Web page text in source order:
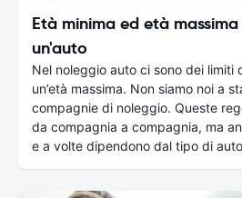
Età minima ed età
un'auto
Nel noleggio auto ci sono dei limiti
un’età massima. Non siamo noi a
compagnie di noleggio. Queste
da compagnia a compagnia, ma
e a volte dipendono dal tipo di